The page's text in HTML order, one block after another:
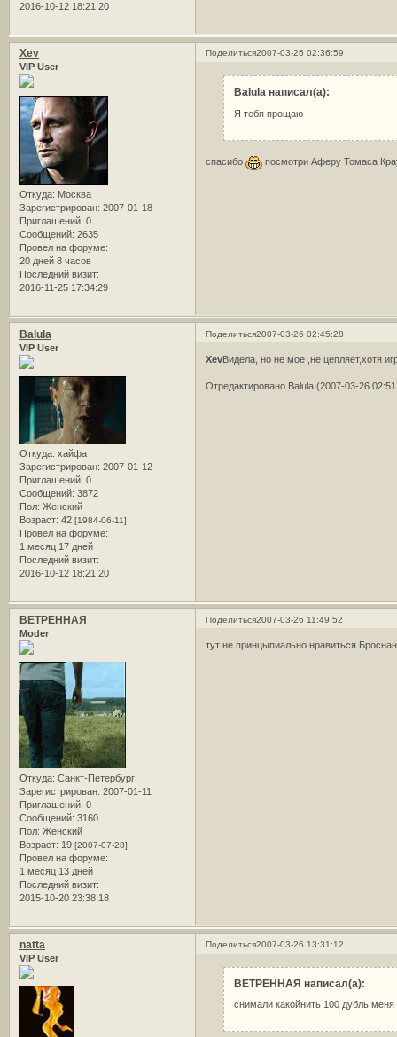
2016-10-12 18:21:20
Поделиться2007-03-26 02:36:59
Xev
VIP User
Откуда: Москва
Зарегистрирован: 2007-01-18
Приглашений: 0
Сообщений: 2635
Провел на форуме:
20 дней 8 часов
Последний визит:
2016-11-25 17:34:29
Balula написал(а):
Я тебя прощаю
спасибо посмотри Аферу Томаса
Поделиться2007-03-26 02:45:28
Balula
VIP User
Откуда: хайфа
Зарегистрирован: 2007-01-12
Приглашений: 0
Сообщений: 3872
Пол: Женский
Возраст: 42 [1984-06-11]
Провел на форуме:
1 месяц 17 дней
Последний визит:
2016-10-12 18:21:20
XevВидела, но не мое ,не цепляет,хотя
Отредактировано Balula (2007-03-26
Поделиться2007-03-26 11:49:52
ВЕТРЕННАЯ
Moder
Откуда: Санкт-Петербург
Зарегистрирован: 2007-01-11
Приглашений: 0
Сообщений: 3160
Пол: Женский
Возраст: 19 [2007-07-28]
Провел на форуме:
1 месяц 13 дней
Последний визит:
2015-10-20 23:38:18
тут не принцыпиально нравиться
Поделиться2007-03-26 13:31:12
natta
VIP User
ВЕТРЕННАЯ написал(а):
снимали какойнить 100 дубль